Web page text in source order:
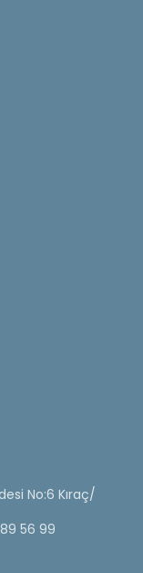
No:6 Kıraç/
56 99